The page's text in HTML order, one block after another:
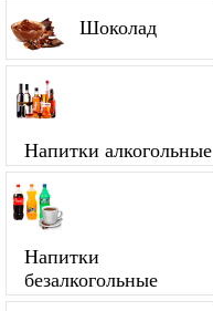
Шоколад
Напитки алкогольные
Напитки
безалкогольные